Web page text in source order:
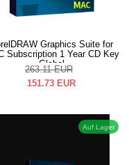
Graphics Suite for
Subscription 1 Year CD Key
Global
263.11 EUR
151.73 EUR
Auf Lager